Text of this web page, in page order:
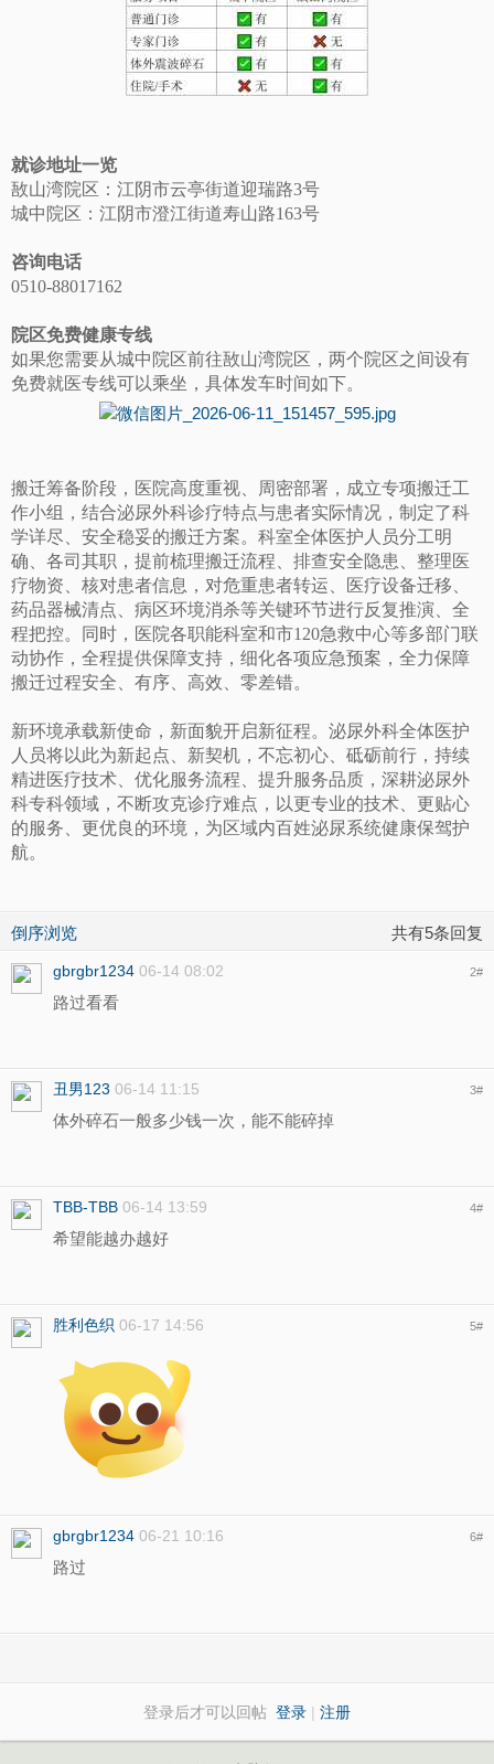
就诊地址一览
敔山湾院区：江阴市云亭街道迎瑞路3号
城中院区：江阴市澄江街道寿山路163号
咨询电话
0510-88017162
院区免费健康专线
如果您需要从城中院区前往敔山湾院区，两个院区之间设有
免费就医专线可以乘坐，具体发车时间如下。
搬迁筹备阶段，医院高度重视、周密部署，成立专项搬迁工
作小组，结合泌尿外科诊疗特点与患者实际情况，制定了科
学详尽、安全稳妥的搬迁方案。科室全体医护人员分工明
确、各司其职，提前梳理搬迁流程、排查安全隐患、整理医
疗物资、核对患者信息，对危重患者转运、医疗设备迁移、
药品器械清点、病区环境消杀等关键环节进行反复推演、全
程把控。同时，医院各职能科室和市120急救中心等多部门联
动协作，全程提供保障支持，细化各项应急预案，全力保障
搬迁过程安全、有序、高效、零差错。
新环境承载新使命，新面貌开启新征程。泌尿外科全体医护
人员将以此为新起点、新契机，不忘初心、砥砺前行，持续
精进医疗技术、优化服务流程、提升服务品质，深耕泌尿外
科专科领域，不断攻克诊疗难点，以更专业的技术、更贴心
的服务、更优良的环境，为区域内百姓泌尿系统健康保驾护
航。
倒序浏览 共有5条回复
gbrgbr1234 06-14 08:02 2#
路过看看
丑男123 06-14 11:15 3#
体外碎石一般多少钱一次，能不能碎掉
TBB-TBB 06-14 13:59 4#
希望能越办越好
胜利色织 06-17 14:56 5#
gbrgbr1234 06-21 10:16 6#
路过
登录后才可以回帖 登录 | 注册